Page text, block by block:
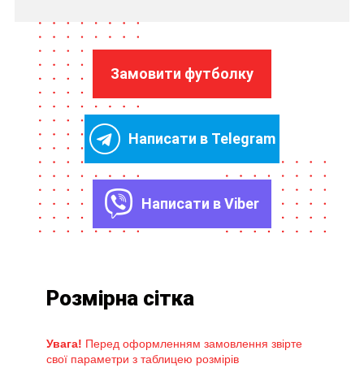
Замовити футболку
Написати в Telegram
Написати в Viber
Розмірна сітка
Увага! Перед оформленням замовлення звірте
свої параметри з таблицею розмірів